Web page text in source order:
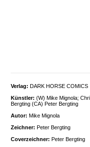
Verlag: DARK HORSE COMICS
Künstler: (W) Mike Mignola;
Bergting (CA) Peter Bergting
Autor: Mike Mignola
Zeichner: Peter Bergting
Coverzeichner: Peter Bergting